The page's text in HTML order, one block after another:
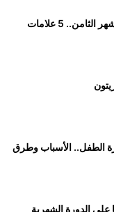
علامات ذكاء الطفل في الشهر الثامن.. 5 علامات
الطفل.. الأسباب وطرق
على الدورة الشهرية